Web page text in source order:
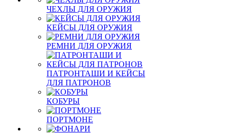
ЧЕХЛЫ ДЛЯ ОРУЖИЯ
КЕЙСЫ ДЛЯ ОРУЖИЯ
РЕМНИ ДЛЯ ОРУЖИЯ
ПАТРОНТАШИ И КЕЙСЫ
ДЛЯ ПАТРОНОВ
КОБУРЫ
ПОРТМОНЕ